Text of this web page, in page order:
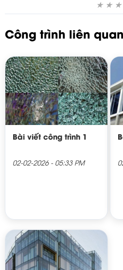
★ ★ ★
★ ★ ★
Công trình liên quan
Bài viết công trình 1
02-02-2026 - 05:33 PM